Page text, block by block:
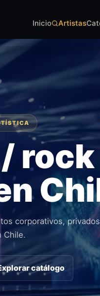
Inicio Artistas
corporativos,
Chile.
catálogo